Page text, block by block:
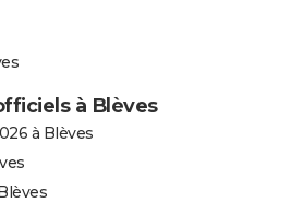
à Blèves
à Blèves